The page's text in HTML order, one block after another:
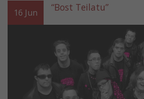
16 Jun “Bost Teilatu”